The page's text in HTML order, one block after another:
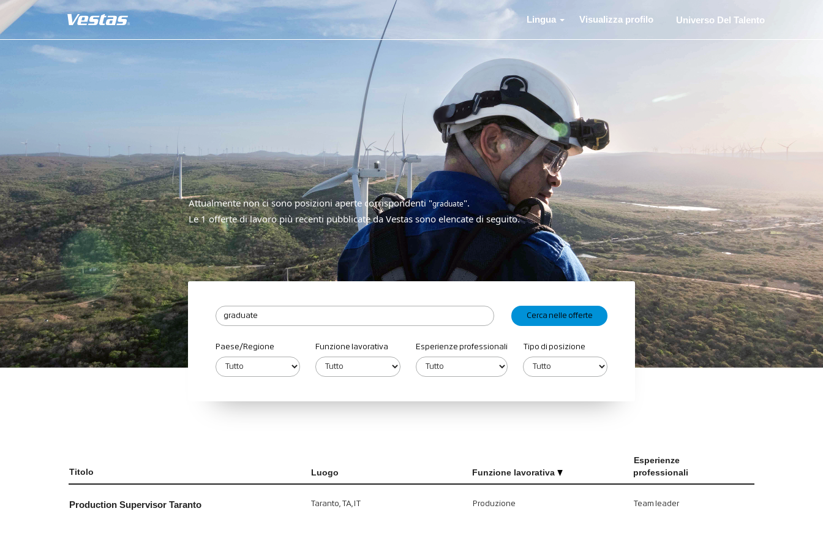
Lingua Visualizza profilo Universo Del Talento
Attualmente non ci sono posizioni aperte corrispondenti "graduate".
Le 1 offerte di lavoro più recenti pubblicate da Vestas sono elencate di seguito.
Paese/Regione Funzione lavorativa Esperienze professionali Tipo di posizione
Titolo Luogo Funzione lavorativa
Esperienze
professionali
Production Supervisor Taranto Taranto, TA, IT Produzione Team leader